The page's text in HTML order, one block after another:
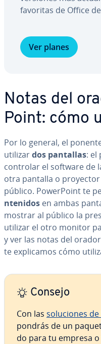
favoritas de Office
Ver planes
Notas del
Poi­nt: cómo
Por lo general, el
utilizardos pantallas: el
controlar el software de
otra pantalla o
público. Po­we­r­Poi­nt te
n­te­ni­dos en ambas
mostrar al público la
utilizar el otro monitor
y ver las notas del
te ex­pli­ca­mos cómo
Consejo
Con las so­lu­cio­nes
po­n­drás de un
do para tu empresa